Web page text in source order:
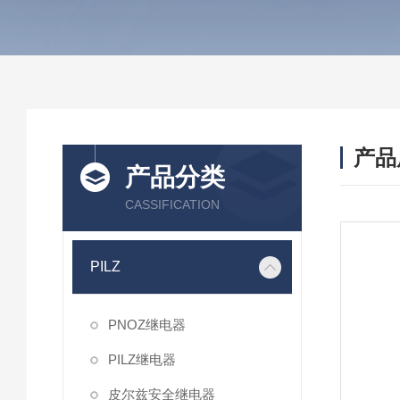
产品分类
CASSIFICATION
PILZ
PNOZ继电器
PILZ继电器
皮尔兹安全继电器
产